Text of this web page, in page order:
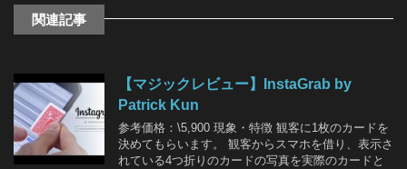
関連記事
【マジックレビュー】InstaGrab by
Patrick Kun
参考価格：\5,900 現象・特徴 観客に1枚のカードを
決めてもらいます。 観客からスマホを借り、表示さ
れている4つ折りのカードの写真を実際のカードと